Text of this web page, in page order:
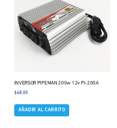
INVERSOR PIPEMAN 200w 12v PI-200A
$68.00
AÑADIR AL CARRITO